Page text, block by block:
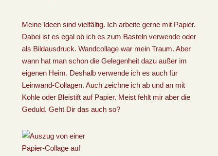
Meine Ideen sind vielfältig. Ich arbeite gerne mit Papier.
Dabei ist es egal ob ich es zum Basteln verwende oder
als Bildausdruck. Wandcollage war mein Traum. Aber
wann hat man schon die Gelegenheit dazu außer im
eigenen Heim. Deshalb verwende ich es auch für
Leinwand-Collagen. Auch zeichne ich ab und an mit
Kohle oder Bleistift auf Papier. Meist fehlt mir aber die
Geduld. Geht Dir das auch so?